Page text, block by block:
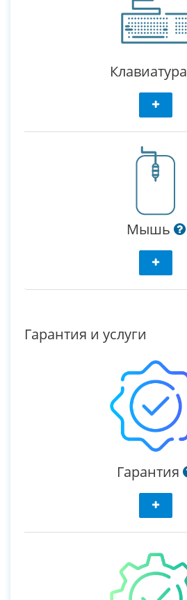
Клавиатура
Мышь
Гарантия и услуги
Гарантия